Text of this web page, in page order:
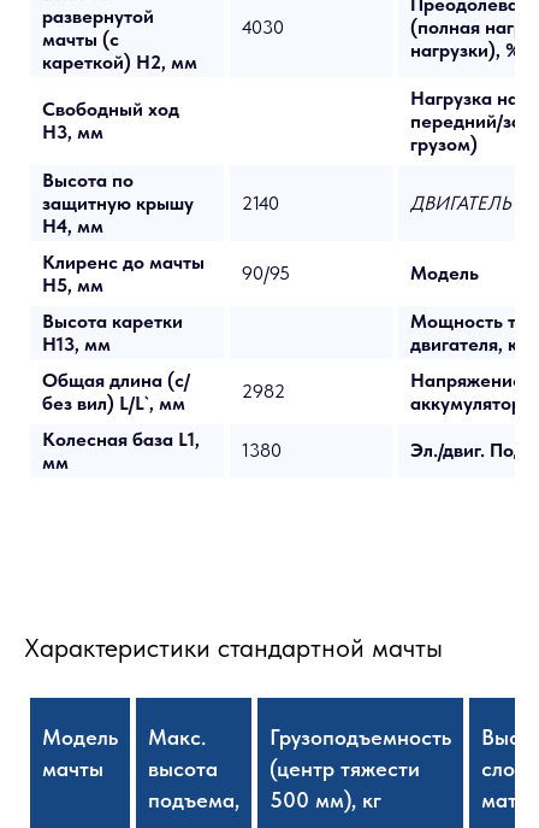
развернутой
мачты (с
кареткой) H2, мм
4030
(полная
нагрузки), %
Свободный ход
H3, мм
Нагрузка на
передний/
грузом)
Высота по
защитную крышу
H4, мм
2140 ДВИГАТЕЛЬ
Клиренс до мачты
H5, мм
90/95 Модель
Высота каретки
H13, мм
Мощность
двигателя, кВт
Общая длина (с/
без вил) L/L`, мм
2982
Напряжение/
Колесная база L1,
мм
1380 Эл./двиг.
Характеристики стандартной мачты
Модель
мачты
Макс.
высота
подъема,
Грузоподъемность
(центр тяжести
500 мм), кг